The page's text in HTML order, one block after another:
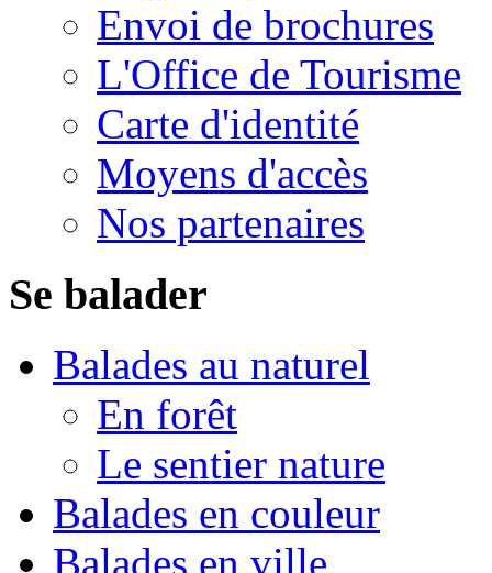
Envoi de brochures
L'Office de Tourisme
Carte d'identité
Moyens d'accès
Nos partenaires
Se balader
Balades au naturel
En forêt
Le sentier nature
Balades en couleur
Balades en ville